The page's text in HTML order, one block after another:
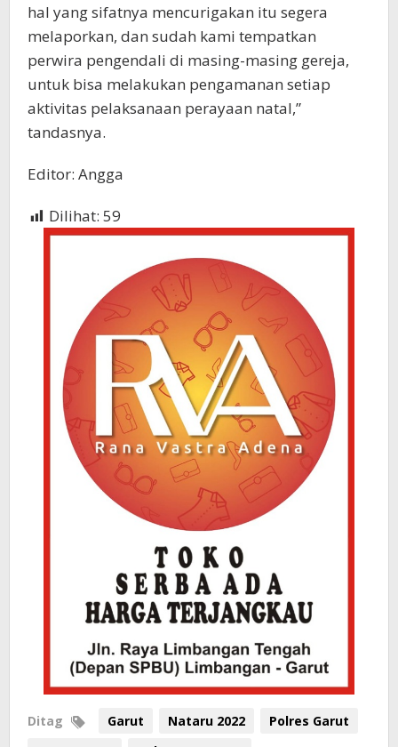
hal yang sifatnya mencurigakan itu segera
melaporkan, dan sudah kami tempatkan
perwira pengendali di masing-masing gereja,
untuk bisa melakukan pengamanan setiap
aktivitas pelaksanaan perayaan natal,”
tandasnya.
Editor: Angga
Dilihat: 59
Ditag Garut Nataru 2022
Polres Garut